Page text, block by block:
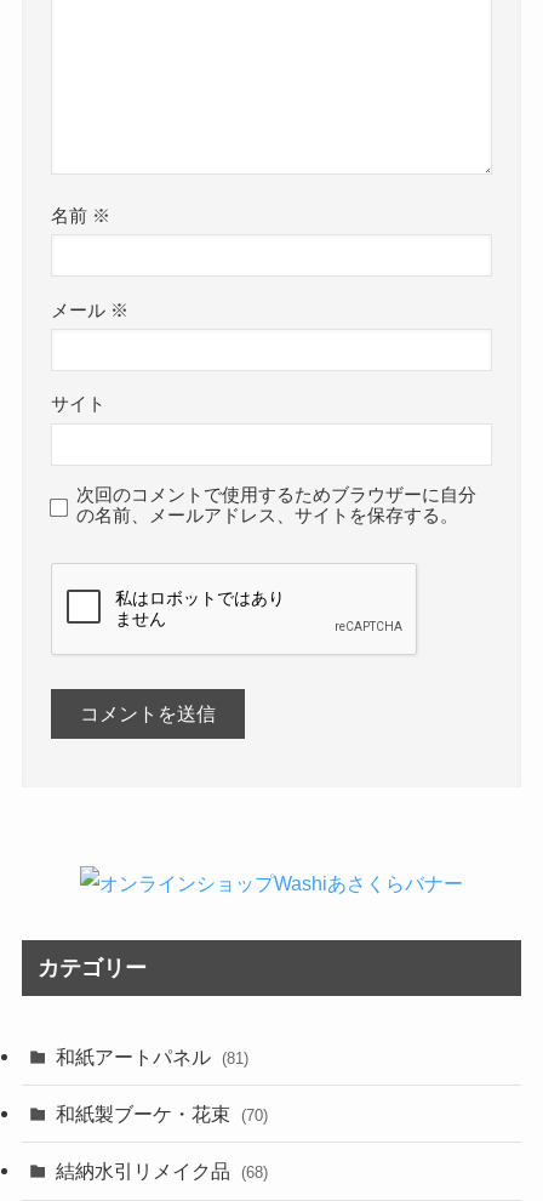
名前 ※
メール ※
サイト
次回のコメントで使用するためブラウザーに自分
の名前、メールアドレス、サイトを保存する。
カテゴリー
和紙アートパネル (81)
和紙製ブーケ・花束 (70)
結納水引リメイク品 (68)